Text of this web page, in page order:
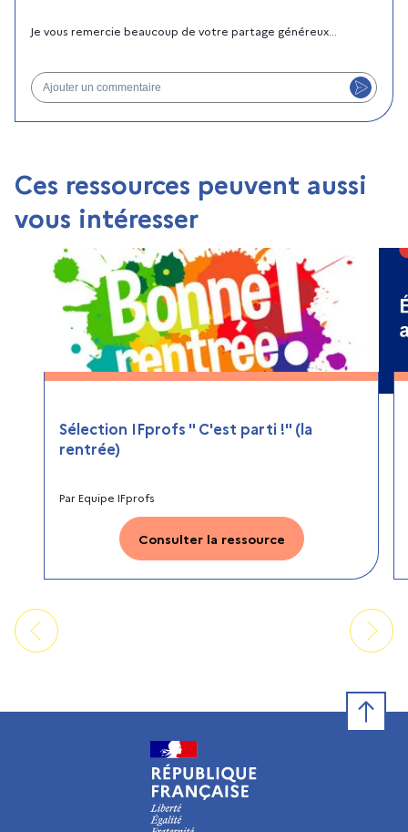
Je vous remercie beaucoup de votre partage généreux...
Ajouter un commentaire
Ces ressources peuvent aussi
vous intéresser
Sélection IFprofs " C'est parti !" (la
rentrée)
ParEquipe IFprofs
Consulter la ressource